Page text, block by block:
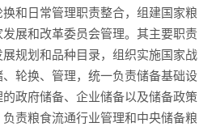
和日常管理职责整合，组建国家粮
展和改革委员会管理。其主要职责
规划和品种目录，组织实施国家战
轮换、管理，统一负责储备基础设
政府储备、企业储备以及储备政策
责粮食流通行业管理和中央储备粮